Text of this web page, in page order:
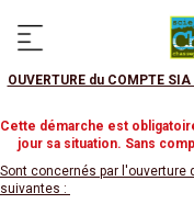
OUVERTURE du COMPTE
Cette démarche est
jour sa situation. Sans
Sont concernés par l'ouverture
suivantes :